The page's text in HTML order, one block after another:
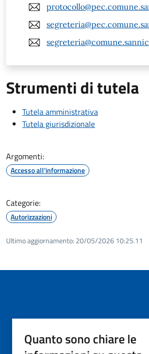
Strumenti di tutela
Tutela amministrativa
Tutela giurisdizionale
Argomenti:
Accesso all'informazione
Categorie:
Autorizzazioni
Ultimo aggiornamento: 20/05/2026 10:25.11
Quanto sono chiare le